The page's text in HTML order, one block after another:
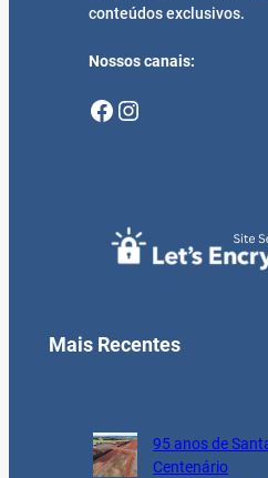
conteúdos exclusivos.
Nossos canais:
Facebook Instagram
Mais Recentes
95 anos de
Centenário